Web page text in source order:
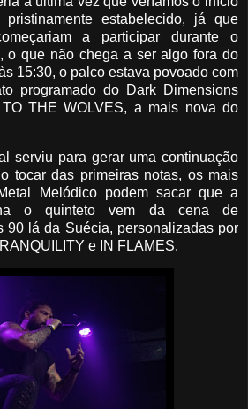
estabelecido, já que
a participar durante o
o que não chega a ser algo fora do
15:30, o palco estava povoado com
programado do Dark Dimensions
THE WOLVES, a mais nova do
serviu para gerar uma continuação
tocar das primeiras notas, os mais
Melódico podem sacar que a
o quinteto vem da cena de
90 lá da Suécia, personalizadas por
e IN FLAMES.